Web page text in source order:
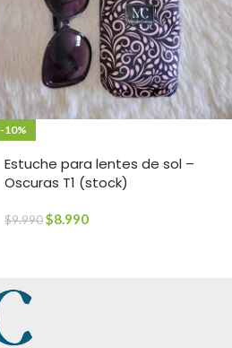
-10%
Estuche para lentes de sol –
Oscuras T1 (stock)
$9.990$8.990